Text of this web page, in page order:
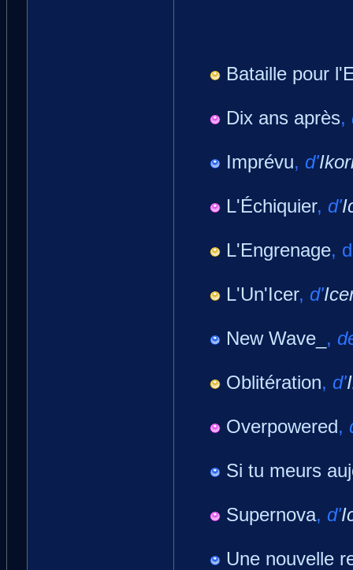
Bataille pour
Dix ans après,
Imprévu, d'
L'Échiquier, d'
L'Engrenage,
L'Un'Icer, d'
New Wave_ ,
Oblitération, d'
Overpowered,
Si tu meurs
Supernova, d'
Une nouvelle